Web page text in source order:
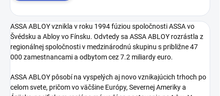
ASSA ABLOY vznikla v roku 1994 fúziou spoločnosti ASSA vo
Švédsku a Abloy vo Fínsku. Odvtedy sa ASSA ABLOY rozrástla z
regionálnej spoločnosti v medzinárodnú skupinu s približne 47
000 zamestnancami a odbytom cez 7.2 miliardy euro.
ASSA ABLOY pôsobí na vyspelých aj novo vznikajúcich trhoch po
celom svete, pričom vo väčšine Európy, Severnej Ameriky a